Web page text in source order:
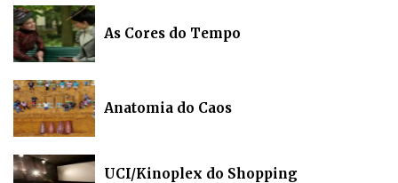
As Cores do Tempo
Anatomia do Caos
UCI/Kinoplex do Shopping